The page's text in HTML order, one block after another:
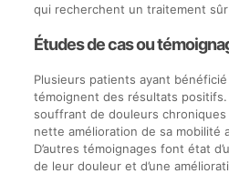
qui recherchent un traitement
Études de cas ou
Plusieurs patients ayant
témoignent des résultats
souffrant de douleurs
nette amélioration de sa mobilité
D’autres témoignages font état
de leur douleur et d’une